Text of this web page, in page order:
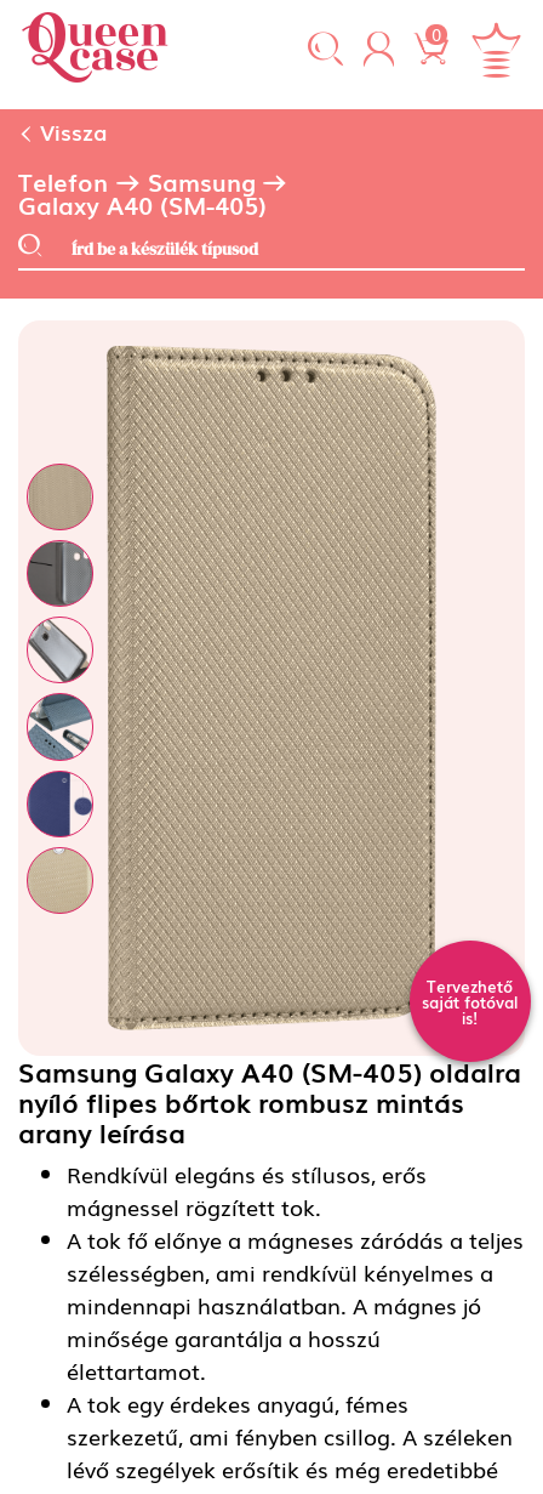
0
Vissza
Telefon Samsung
Galaxy A40 (SM-405)
Tervezhető
saját fotóval
is!
Samsung Galaxy A40 (SM-405) oldalra
nyíló flipes bőrtok rombusz mintás
arany leírása
Rendkívül elegáns és stílusos, erős
mágnessel rögzített tok.
A tok fő előnye a mágneses záródás a teljes
szélességben, ami rendkívül kényelmes a
mindennapi használatban. A mágnes jó
minősége garantálja a hosszú
élettartamot.
A tok egy érdekes anyagú, fémes
szerkezetű, ami fényben csillog. A széleken
lévő szegélyek erősítik és még eredetibbé